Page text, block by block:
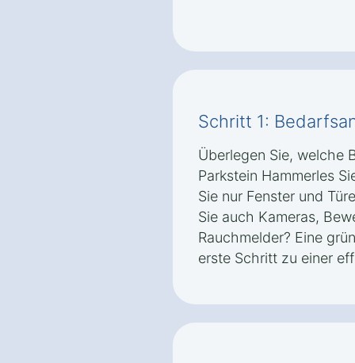
Schritt 1:
Überlegen Sie, welche
Parkstein Hammerles
Sie nur Fenster und
Sie auch Kameras,
Rauchmelder? Eine
erste Schritt zu einer